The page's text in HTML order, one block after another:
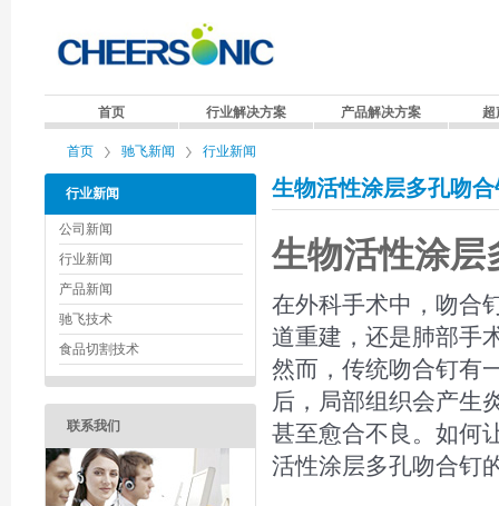
首页 行业解决方案 产品解决方案 超
首页 驰飞新闻 行业新闻
行业新闻
公司新闻
行业新闻
产品新闻
驰飞技术
食品切割技术
联系我们
生物活性涂层多孔吻
生物活性涂层
在外科手术中，吻合
道重建，还是肺部手
然而，传统吻合钉有
后，局部组织会产生
甚至愈合不良。如何
活性涂层多孔吻合钉